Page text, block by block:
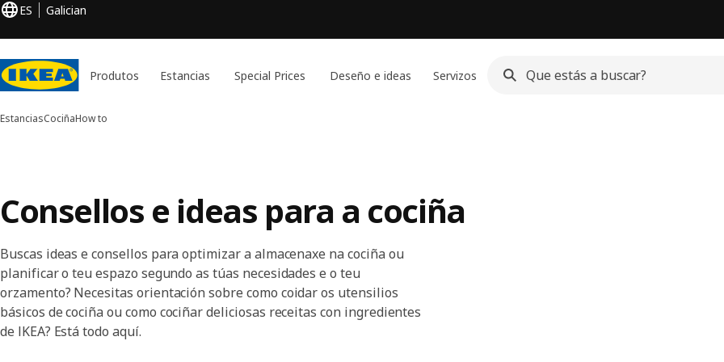
ES Galician
Produtos Estancias Special Prices Deseño e ideas Servizos
EstanciasCociñaHow to
Consellos e ideas para a cociña
Buscas ideas e consellos para optimizar a almacenaxe na cociña ou
planificar o teu espazo segundo as túas necesidades e o teu
orzamento? Necesitas orientación sobre como coidar os utensilios
básicos de cociña ou como cociñar deliciosas receitas con ingredientes
de IKEA? Está todo aquí.